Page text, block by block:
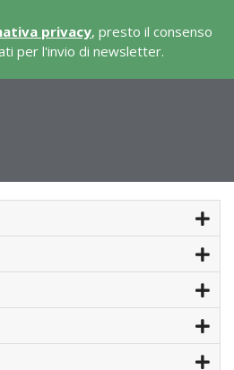
privacy, presto il consenso
per l'invio di newsletter.